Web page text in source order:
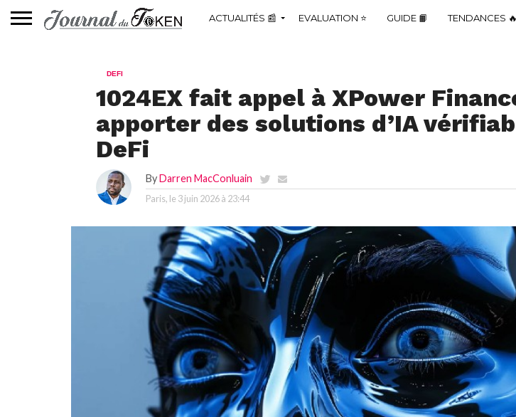
ACTUALITÉS 📰 EVALUATION ⭐ GUIDE 📙 TENDANCES 🔥
DEFI
1024EX fait appel à XPower
apporter des solutions d’IA
DeFi
ByDarren MacConluain
Paris, le 3 juin 2026 à 23:44